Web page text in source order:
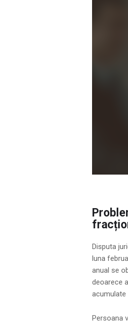
Disputa
luna
anual se
deoarece
acumulate
Persoana